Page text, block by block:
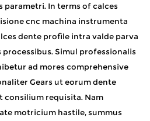
parametri. In terms of calces
cnc machina instrumenta
dente profile intra valde parva
processibus. Simul professionalis
ad mores comprehensive
Gears ut eorum dente
requisita. Nam
motricium hastile, summus